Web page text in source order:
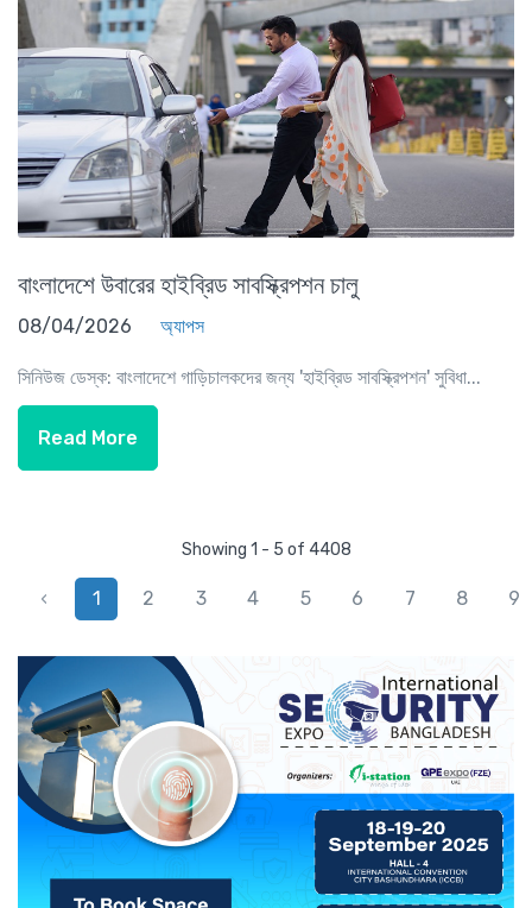
বাংলাদেশে উবারের হাইব্রিড সাবস্ক্রিপশন চালু
08/04/2026 অ্যাপস
সিনিউজ ডেস্ক: বাংলাদেশে গাড়িচালকদের জন্য 'হাইব্রিড সাবস্ক্রিপশন' সুবিধা...
Read More
Showing 1 - 5 of 4408
‹ 1 2 3 4 5 6 7 8 9